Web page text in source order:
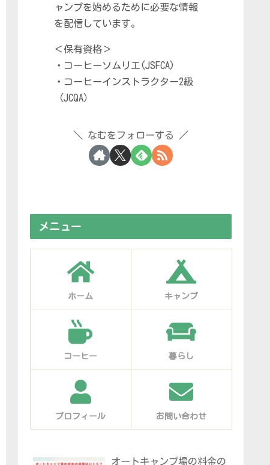
ャンプを始めるために必要な情報
を配信しています。
＜保有資格＞
・コーヒーソムリエ(JSFCA)
・コーヒーインストラクター2級
（JCQA）
なむをフォローする
メニュー
ホーム キャンプ
コーヒー 暮らし
プロフィール お問い合わせ
オートキャンプ場の料金の